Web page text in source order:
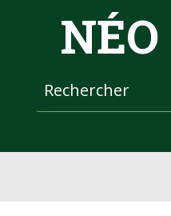
NÉO